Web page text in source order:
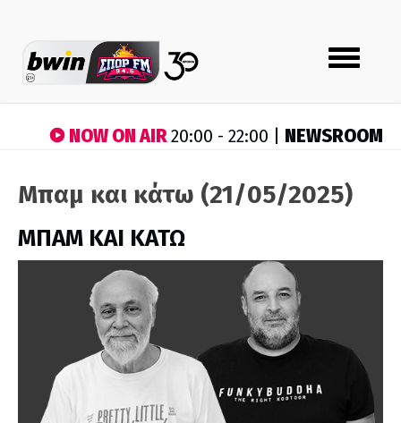
Toggle
navigation
NOW ON AIR20:00 - 22:00 | NEWSROOM
Μπαμ και κάτω (21/05/2025)
ΜΠΑΜ ΚΑΙ ΚΑΤΩ